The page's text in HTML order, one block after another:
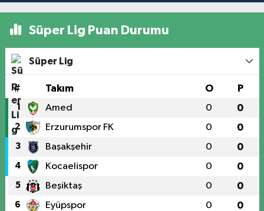
Süper Lig Puan Durumu
Süper Lig
# Takım O P
1 Amed 0 0
2 Erzurumspor FK 0 0
3 Başakşehir 0 0
4 Kocaelispor 0 0
5 Beşiktaş 0 0
6 Eyüpspor 0 0